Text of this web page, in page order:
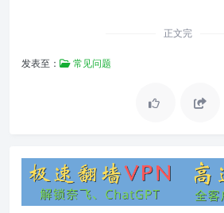
正文完
发表至： 常见问题